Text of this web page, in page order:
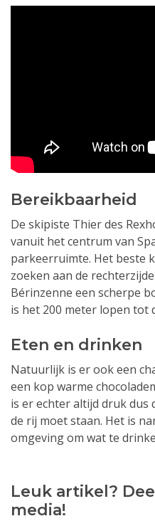
Bereikbaarheid
De skipiste Thier des
vanuit het centrum van
parkeerruimte. Het beste
zoeken aan de
Bérinzenne een scherpe
is het 200 meter lopen tot
Eten en drinken
Natuurlijk is er ook een
een kop warme
is er echter altijd druk dus
de rij moet staan. Het is
omgeving om wat te
Leuk artikel?
media!